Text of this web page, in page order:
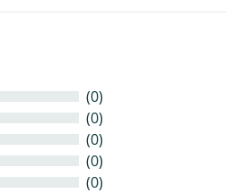
(0)
(0)
(0)
(0)
(0)